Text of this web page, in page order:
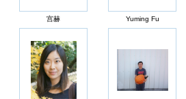
宫赫 Yuming Fu